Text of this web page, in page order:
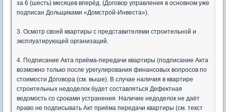
за 6 (шесть) месяцев вперёд. (Договор управления в основном уже
подписан Дольщиками «Домстрой-Инвеста»).
3. Осмотр своей квартиры с представителями строительной и
эксплуатирующей организаций.
4. Подписание Акта приёма-передачи квартиры (подписание Акта
возможно только после урегулирования финансовых вопросов по
стоимости Договора (см. выше). В случае наличия в квартире
строительных недоделок будет составляться Дефектная
ведомость со сроками устранения. Наличие недоделок не даёт
право не подписывать Акт приёма передачи квартиры (см. текст